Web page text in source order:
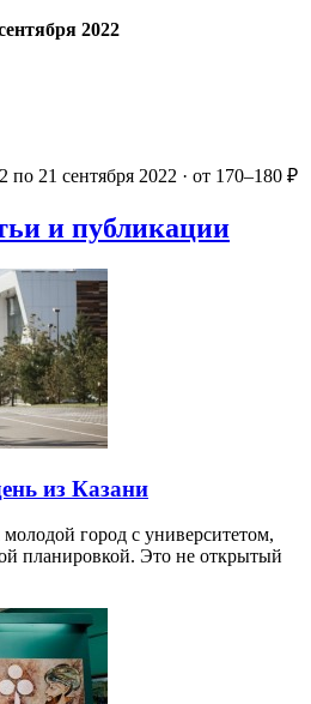
2022
по 21 сентября 2022 · от 170–180 ₽
и публикации
из Казани
город с университетом,
планировкой. Это не открытый